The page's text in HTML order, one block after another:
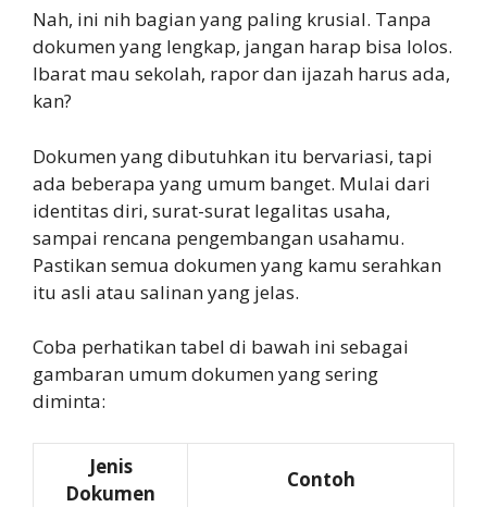
Nah, ini nih bagian yang paling krusial. Tanpa
dokumen yang lengkap, jangan harap bisa lolos.
Ibarat mau sekolah, rapor dan ijazah harus ada,
kan?
Dokumen yang dibutuhkan itu bervariasi, tapi
ada beberapa yang umum banget. Mulai dari
identitas diri, surat-surat legalitas usaha,
sampai rencana pengembangan usahamu.
Pastikan semua dokumen yang kamu serahkan
itu asli atau salinan yang jelas.
Coba perhatikan tabel di bawah ini sebagai
gambaran umum dokumen yang sering
diminta:
Jenis
Dokumen
Contoh